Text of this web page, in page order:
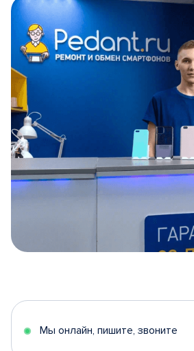
5
Мы онлайн, пишите, звоните